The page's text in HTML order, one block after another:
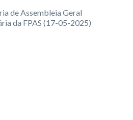
de Assembleia Geral
da FPAS (17-05-2025)